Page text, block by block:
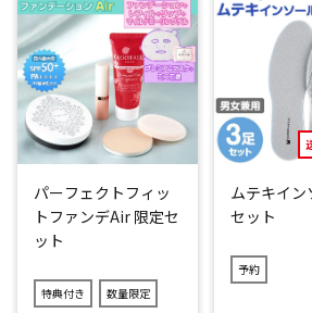
大豆醤油(しょうゆ)だけ。じんわりとし
り！
骨まで丸ごと食べられるので、お子様
単においしくお召し上がりいただけます
骨ごと食べられるからカルシウムたっ
が高く、たんぱく質も豊富。ビタミンD
なが気になるDHAやEPAも手軽に摂れち
そのままご飯と一緒に召し上がるのも
が、シンプルな味付けなのでいろいろな
パスタ、サラダのトッピング、卵とじ丼
群！イワシのうま味が詰まった煮汁ごと
パーフェクトフィッ
トファンデAir 限定セ
ット
特典付き 数量限定
ムテキイン
セット
予約